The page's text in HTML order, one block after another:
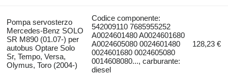
Pompa servosterzo
Mercedes-Benz SOLO
SR M890 (01.07-) per
autobus Optare Solo
Sr, Tempo, Versa,
Olymus, Toro (2004-)
Codice componente:
542009110 7685955252
A0024601480 A0024601680
A0024605080 0024601480
0024601680 0024605080
0014608080..., carburante:
diesel
128,23 €